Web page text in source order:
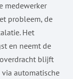
medewerker
probleem, de
Het
en neemt de
blijft
automatische